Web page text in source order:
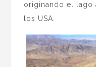
originando el lago
los USA.